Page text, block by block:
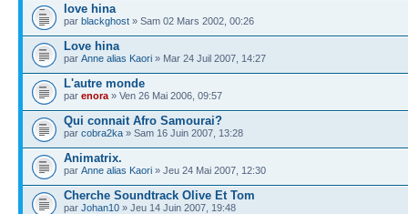
love hina
par blackghost » Sam 02 Mars 2002, 00:26
Love hina
par Anne alias Kaori » Mar 24 Juil 2007, 14:27
L'autre monde
par enora » Ven 26 Mai 2006, 09:57
Qui connait Afro Samourai?
par cobra2ka » Sam 16 Juin 2007, 13:28
Animatrix.
par Anne alias Kaori » Jeu 24 Mai 2007, 12:30
Cherche Soundtrack Olive Et Tom
par Johan10 » Jeu 14 Juin 2007, 19:48